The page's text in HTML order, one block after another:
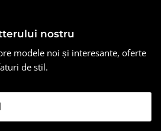
nostru
modele noi și interesante, oferte
de stil.